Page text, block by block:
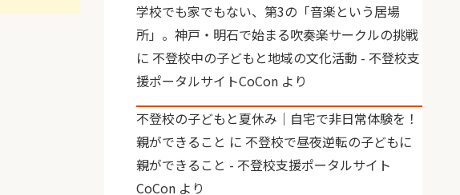
学校でも家でもない、第3の「音楽という居場
所」。神戸・明石で始まる吹奏楽サークルの挑戦
に 不登校中の子どもと地域の文化活動 - 不登校支
援ポータルサイトCoCon より
不登校の子どもと夏休み｜自宅で非日常体験を！
親ができること に 不登校で昼夜逆転の子どもに
親ができること - 不登校支援ポータルサイト
CoCon より